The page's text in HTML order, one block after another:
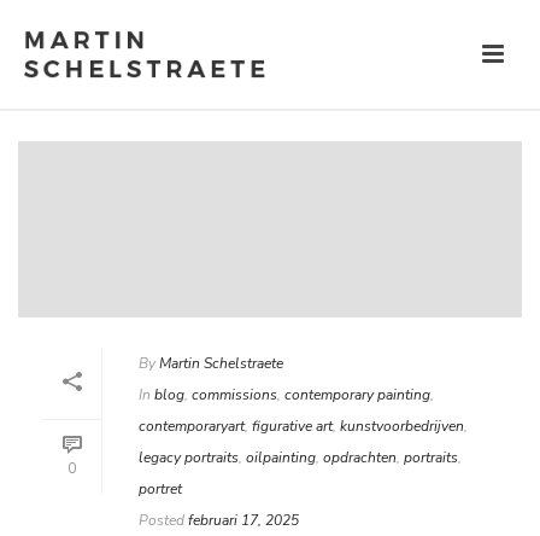
0
ByMartin Schelstraete
In blog, commissions, contemporary painting,
contemporaryart, figurative art, kunstvoorbedrijven,
legacy portraits, oilpainting, opdrachten, portraits,
portret
Postedfebruari 17, 2025